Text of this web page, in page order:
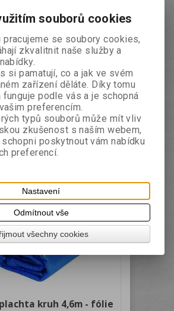
PE tkaná plachta na
4,6m - fólie 5,2m -
kruh 4,6m - fólie
souborů cookies
pracujeme se soubory cookies,
zkvalitnit naše služby a
si pamatují, co a jak ve svém
zařízení děláte. Díky tomu
podle vás a je schopná
preferencím.
typů souborů může mít vliv
zkušenost s naším webem,
poskytnout vám nabídku
preferencí.
Nastavení
Odmítnout vše
všechny cookies